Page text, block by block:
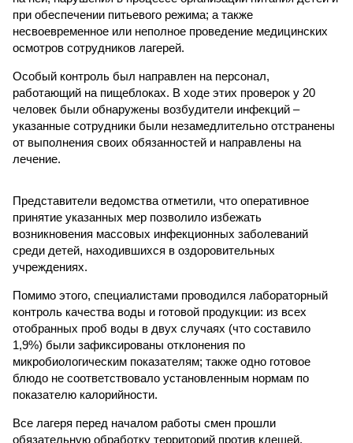
при обеспечении питьевого режима; а также
несвоевременное или неполное проведение медицинских
осмотров сотрудников лагерей.
Особый контроль был направлен на персонал,
работающий на пищеблоках. В ходе этих проверок у 20
человек были обнаружены возбудители инфекций –
указанные сотрудники были незамедлительно отстранены
от выполнения своих обязанностей и направлены на
лечение.
Представители ведомства отметили, что оперативное
принятие указанных мер позволило избежать
возникновения массовых инфекционных заболеваний
среди детей, находившихся в оздоровительных
учреждениях.
Помимо этого, специалистами проводился лабораторный
контроль качества воды и готовой продукции: из всех
отобранных проб воды в двух случаях (что составило
1,9%) были зафиксированы отклонения по
микробиологическим показателям; также одно готовое
блюдо не соответствовало установленным нормам по
показателю калорийности.
Все лагеря перед началом работы смен прошли
обязательную обработку территорий против клещей,